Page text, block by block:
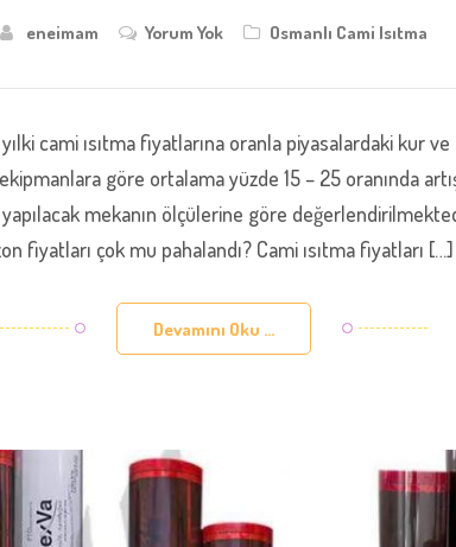
eneimam Yorum Yok Osmanlı Cami Isıtma
cami ısıtma fiyatlarına oranla piyasalardaki kur
ekipmanlara göre ortalama yüzde 15 – 25 oranında
yapılacak mekanın ölçülerine göre
fiyatları çok mu pahalandı? Cami ısıtma fiyatları […]
Devamını Oku ...